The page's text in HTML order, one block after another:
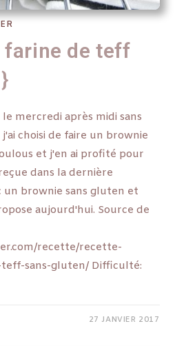
farine de teff
mercredi après midi sans
choisi de faire un brownie
et j'en ai profité pour
dans la dernière
un brownie sans gluten et
aujourd'hui. Source de
recette/recette-
sans-gluten/ Difficulté:
27 JANVIER 2017